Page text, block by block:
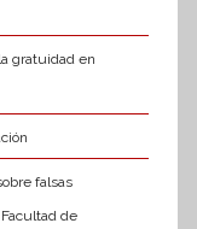
gratuidad en
falsas
de